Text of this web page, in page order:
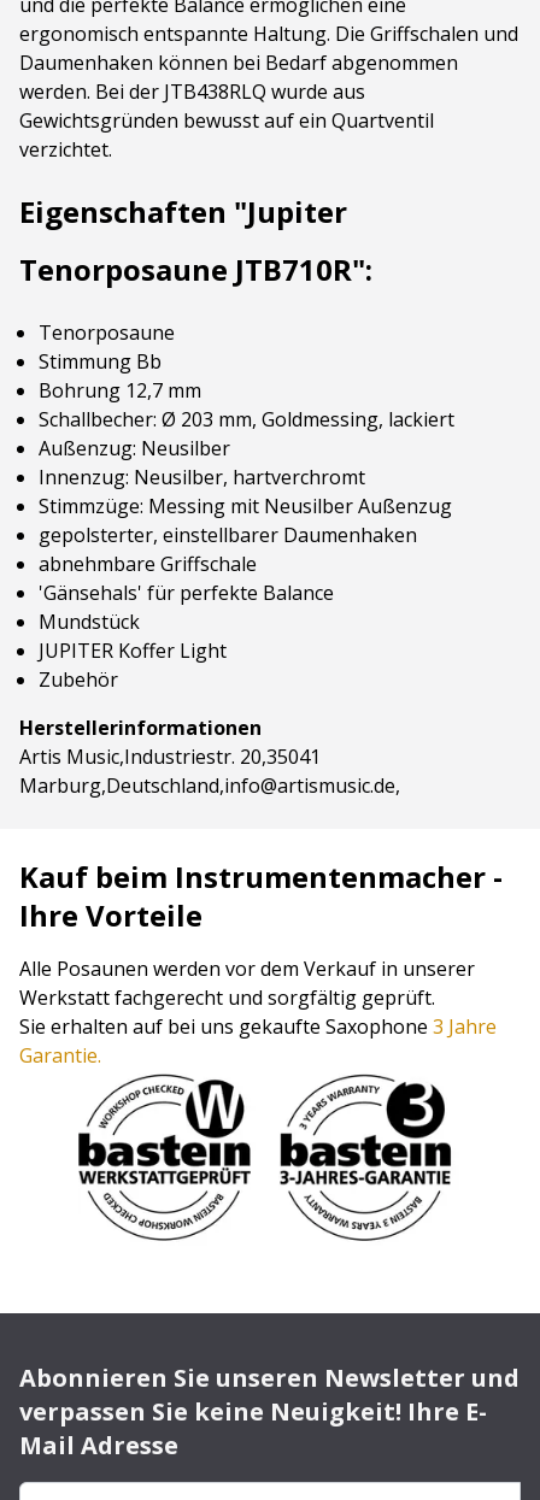
ergonomisch entspannte Haltung. Die Griffschalen und
Daumenhaken können bei Bedarf abgenommen
werden. Bei der JTB438RLQ wurde aus
Gewichtsgründen bewusst auf ein Quartventil
verzichtet.
Eigenschaften "Jupiter
Tenorposaune JTB710R":
Tenorposaune
Stimmung Bb
Bohrung 12,7 mm
Schallbecher: Ø 203 mm, Goldmessing, lackiert
Außenzug: Neusilber
Innenzug: Neusilber, hartverchromt
Stimmzüge: Messing mit Neusilber Außenzug
gepolsterter, einstellbarer Daumenhaken
abnehmbare Griffschale
'Gänsehals' für perfekte Balance
Mundstück
JUPITER Koffer Light
Zubehör
Herstellerinformationen
Artis Music,Industriestr. 20,35041
Marburg,Deutschland,info@artismusic.de,
Kauf beim Instrumentenmacher -
Ihre Vorteile
Alle Posaunen werden vor dem Verkauf in unserer
Werkstatt fachgerecht und sorgfältig geprüft.
Sie erhalten auf bei uns gekaufte Saxophone 3 Jahre
Garantie.
Abonnieren Sie unseren Newsletter und
verpassen Sie keine Neuigkeit! Ihre E-
Mail Adresse